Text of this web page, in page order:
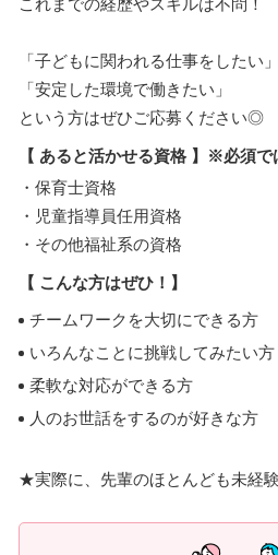
「子どもに関われる仕事をしたい」
「安定した環境で働きたい」
という方はぜひご応募ください◎
【 あると活かせる資格 】※必須
・保育士資格
・児童指導員任用資格
・その他福祉系の資格
【 こんな方はぜひ！】
チームワークを大切にできる方
いろんなことに挑戦してみたい方
柔軟な対応ができる方
人のお世話をするのが好きな方
★実際に、先輩のほとんども未経